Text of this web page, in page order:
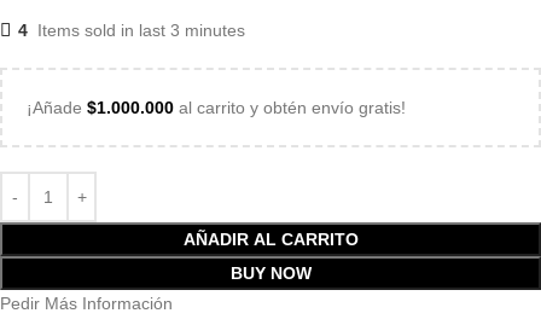
4 Items sold in last 3 minutes
¡Añade $1.000.000 al carrito y obtén envío gratis!
AÑADIR AL CARRITO
BUY NOW
Pedir Más Información